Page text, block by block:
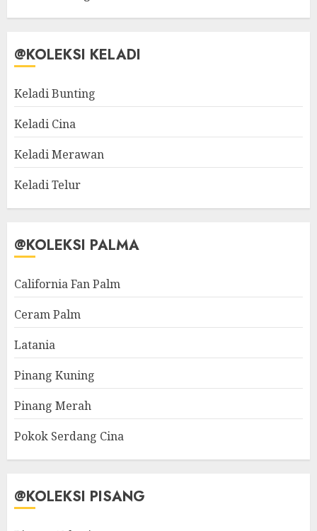
@KOLEKSI KELADI
Keladi Bunting
Keladi Cina
Keladi Merawan
Keladi Telur
@KOLEKSI PALMA
California Fan Palm
Ceram Palm
Latania
Pinang Kuning
Pinang Merah
Pokok Serdang Cina
@KOLEKSI PISANG